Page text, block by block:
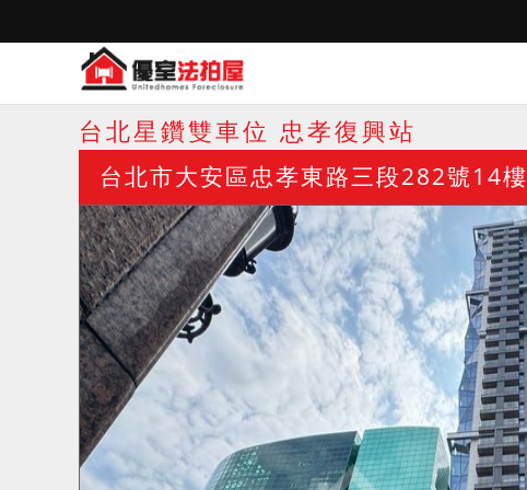
台北星鑽雙車位 忠孝復興站
台北市大安區忠孝東路三段282號14樓